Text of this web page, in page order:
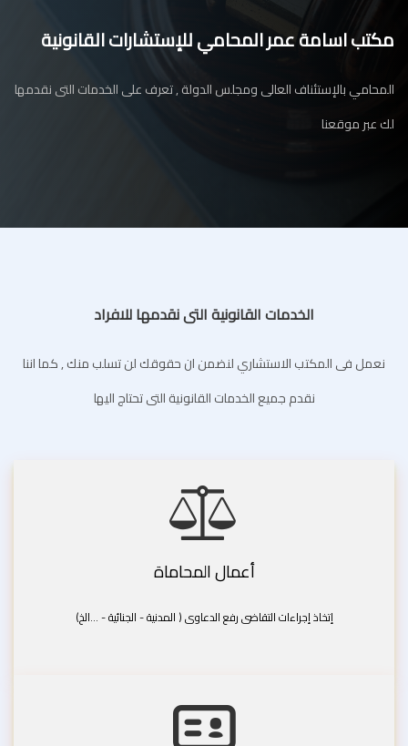
مكتب اسامة عمر المحامي للإستشارات القانونية
المحامي بالإستئناف العالى ومجلس الدولة , تعرف على الخدمات التى نقدمها
لك عبر موقعنا
الخدمات القانونية التى نقدمها للافراد
نعمل فى المكتب الاستشاري لنضمن ان حقوقك لن تسلب منك , كما اننا
نقدم جميع الخدمات القانونية التى تحتاج اليها
أعمال المحاماة
إتخاذ إجراءات التقاضى رفع الدعاوى ( المدنية - الجنائية - ...الخ)